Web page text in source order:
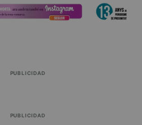
PUBLICIDAD
PUBLICIDAD